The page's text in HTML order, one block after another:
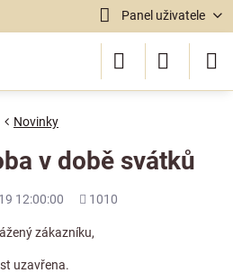
Panel uživatele
Novinky
v době svátků
12:00:00
Počet
1010
zákazníku,
uzavřena.